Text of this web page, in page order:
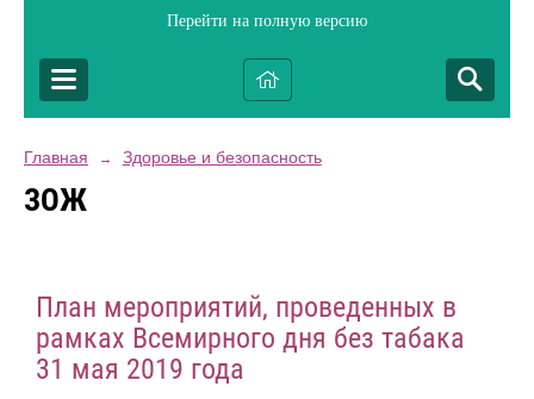
Перейти на полную версию
Главная → Здоровье и безопасность
ЗОЖ
План мероприятий, проведенных в
рамках Всемирного дня без табака
31 мая 2019 года